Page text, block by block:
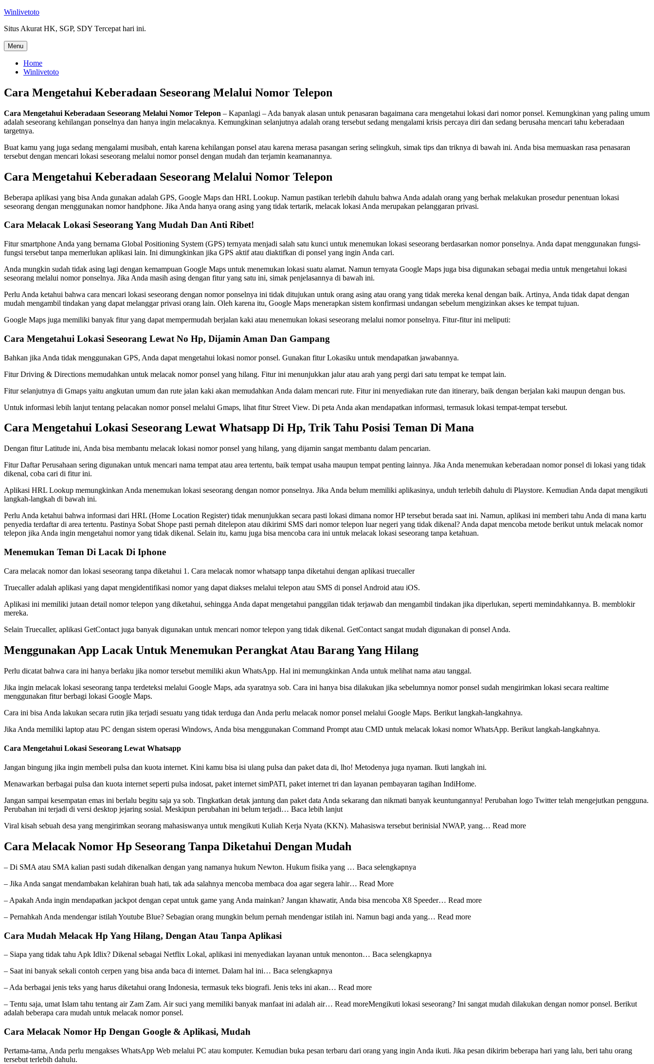
Skip
content
Winlivetoto
Situs Akurat HK, SGP, SDY Tercepat hari ini.
Menu
Home
Winlivetoto
Cara Mengetahui Keberadaan Seseorang Melalui Nomor Telepon
Cara Mengetahui Keberadaan Seseorang Melalui Nomor Telepon – Kapanlagi – Ada banyak alasan untuk penasaran bagaimana cara mengetahui lokasi dari nomor ponsel. Kemungkinan yang paling umum
adalah seseorang kehilangan ponselnya dan hanya ingin melacaknya. Kemungkinan selanjutnya adalah orang tersebut sedang mengalami krisis percaya diri dan sedang berusaha mencari tahu keberadaan
targetnya.
Buat kamu yang juga sedang mengalami musibah, entah karena kehilangan ponsel atau karena merasa pasangan sering selingkuh, simak tips dan triknya di bawah ini. Anda bisa memuaskan rasa penasaran
tersebut dengan mencari lokasi seseorang melalui nomor ponsel dengan mudah dan terjamin keamanannya.
Cara Mengetahui Keberadaan Seseorang Melalui Nomor Telepon
Beberapa aplikasi yang bisa Anda gunakan adalah GPS, Google Maps dan HRL Lookup. Namun pastikan terlebih dahulu bahwa Anda adalah orang yang berhak melakukan prosedur penentuan lokasi
seseorang dengan menggunakan nomor handphone. Jika Anda hanya orang asing yang tidak tertarik, melacak lokasi Anda merupakan pelanggaran privasi.
Cara Melacak Lokasi Seseorang Yang Mudah Dan Anti Ribet!
Fitur smartphone Anda yang bernama Global Positioning System (GPS) ternyata menjadi salah satu kunci untuk menemukan lokasi seseorang berdasarkan nomor ponselnya. Anda dapat menggunakan fungsi-
fungsi tersebut tanpa memerlukan aplikasi lain. Ini dimungkinkan jika GPS aktif atau diaktifkan di ponsel yang ingin Anda cari.
Anda mungkin sudah tidak asing lagi dengan kemampuan Google Maps untuk menemukan lokasi suatu alamat. Namun ternyata Google Maps juga bisa digunakan sebagai media untuk mengetahui lokasi
seseorang melalui nomor ponselnya. Jika Anda masih asing dengan fitur yang satu ini, simak penjelasannya di bawah ini.
Perlu Anda ketahui bahwa cara mencari lokasi seseorang dengan nomor ponselnya ini tidak ditujukan untuk orang asing atau orang yang tidak mereka kenal dengan baik. Artinya, Anda tidak dapat dengan
mudah mengambil tindakan yang dapat melanggar privasi orang lain. Oleh karena itu, Google Maps menerapkan sistem konfirmasi undangan sebelum mengizinkan akses ke tempat tujuan.
Google Maps juga memiliki banyak fitur yang dapat mempermudah berjalan kaki atau menemukan lokasi seseorang melalui nomor ponselnya. Fitur-fitur ini meliputi:
Cara Mengetahui Lokasi Seseorang Lewat No Hp, Dijamin Aman Dan Gampang
Bahkan jika Anda tidak menggunakan GPS, Anda dapat mengetahui lokasi nomor ponsel. Gunakan fitur Lokasiku untuk mendapatkan jawabannya.
Fitur Driving & Directions memudahkan untuk melacak nomor ponsel yang hilang. Fitur ini menunjukkan jalur atau arah yang pergi dari satu tempat ke tempat lain.
Fitur selanjutnya di Gmaps yaitu angkutan umum dan rute jalan kaki akan memudahkan Anda dalam mencari rute. Fitur ini menyediakan rute dan itinerary, baik dengan berjalan kaki maupun dengan bus.
Untuk informasi lebih lanjut tentang pelacakan nomor ponsel melalui Gmaps, lihat fitur Street View. Di peta Anda akan mendapatkan informasi, termasuk lokasi tempat-tempat tersebut.
Cara Mengetahui Lokasi Seseorang Lewat Whatsapp Di Hp, Trik Tahu Posisi Teman Di Mana
Dengan fitur Latitude ini, Anda bisa membantu melacak lokasi nomor ponsel yang hilang, yang dijamin sangat membantu dalam pencarian.
Fitur Daftar Perusahaan sering digunakan untuk mencari nama tempat atau area tertentu, baik tempat usaha maupun tempat penting lainnya. Jika Anda menemukan keberadaan nomor ponsel di lokasi yang tidak
dikenal, coba cari di fitur ini.
Aplikasi HRL Lookup memungkinkan Anda menemukan lokasi seseorang dengan nomor ponselnya. Jika Anda belum memiliki aplikasinya, unduh terlebih dahulu di Playstore. Kemudian Anda dapat mengikuti
langkah-langkah di bawah ini.
Perlu Anda ketahui bahwa informasi dari HRL (Home Location Register) tidak menunjukkan secara pasti lokasi dimana nomor HP tersebut berada saat ini. Namun, aplikasi ini memberi tahu Anda di mana kartu
penyedia terdaftar di area tertentu. Pastinya Sobat Shope pasti pernah ditelepon atau dikirimi SMS dari nomor telepon luar negeri yang tidak dikenal? Anda dapat mencoba metode berikut untuk melacak nomor
telepon jika Anda ingin mengetahui nomor yang tidak dikenal. Selain itu, kamu juga bisa mencoba cara ini untuk melacak lokasi seseorang tanpa ketahuan.
Menemukan Teman Di Lacak Di Iphone
Cara melacak nomor dan lokasi seseorang tanpa diketahui 1. Cara melacak nomor whatsapp tanpa diketahui dengan aplikasi truecaller
Truecaller adalah aplikasi yang dapat mengidentifikasi nomor yang dapat diakses melalui telepon atau SMS di ponsel Android atau iOS.
Aplikasi ini memiliki jutaan detail nomor telepon yang diketahui, sehingga Anda dapat mengetahui panggilan tidak terjawab dan mengambil tindakan jika diperlukan, seperti memindahkannya. B. memblokir
mereka.
Selain Truecaller, aplikasi GetContact juga banyak digunakan untuk mencari nomor telepon yang tidak dikenal. GetContact sangat mudah digunakan di ponsel Anda.
Menggunakan App Lacak Untuk Menemukan Perangkat Atau Barang Yang Hilang
Perlu dicatat bahwa cara ini hanya berlaku jika nomor tersebut memiliki akun WhatsApp. Hal ini memungkinkan Anda untuk melihat nama atau tanggal.
Jika ingin melacak lokasi seseorang tanpa terdeteksi melalui Google Maps, ada syaratnya sob. Cara ini hanya bisa dilakukan jika sebelumnya nomor ponsel sudah mengirimkan lokasi secara realtime
menggunakan fitur berbagi lokasi Google Maps.
Cara ini bisa Anda lakukan secara rutin jika terjadi sesuatu yang tidak terduga dan Anda perlu melacak nomor ponsel melalui Google Maps. Berikut langkah-langkahnya.
Jika Anda memiliki laptop atau PC dengan sistem operasi Windows, Anda bisa menggunakan Command Prompt atau CMD untuk melacak lokasi nomor WhatsApp. Berikut langkah-langkahnya.
Cara Mengetahui Lokasi Seseorang Lewat Whatsapp
Jangan bingung jika ingin membeli pulsa dan kuota internet. Kini kamu bisa isi ulang pulsa dan paket data di, lho! Metodenya juga nyaman. Ikuti langkah ini.
Menawarkan berbagai pulsa dan kuota internet seperti pulsa indosat, paket internet simPATI, paket internet tri dan layanan pembayaran tagihan IndiHome.
Jangan sampai kesempatan emas ini berlalu begitu saja ya sob. Tingkatkan detak jantung dan paket data Anda sekarang dan nikmati banyak keuntungannya! Perubahan logo Twitter telah mengejutkan pengguna.
Perubahan ini terjadi di versi desktop jejaring sosial. Meskipun perubahan ini belum terjadi… Baca lebih lanjut
Viral kisah sebuah desa yang mengirimkan seorang mahasiswanya untuk mengikuti Kuliah Kerja Nyata (KKN). Mahasiswa tersebut berinisial NWAP, yang… Read more
Cara Melacak Nomor Hp Seseorang Tanpa Diketahui Dengan Mudah
– Di SMA atau SMA kalian pasti sudah dikenalkan dengan yang namanya hukum Newton. Hukum fisika yang … Baca selengkapnya
– Jika Anda sangat mendambakan kelahiran buah hati, tak ada salahnya mencoba membaca doa agar segera lahir… Read More
– Apakah Anda ingin mendapatkan jackpot dengan cepat untuk game yang Anda mainkan? Jangan khawatir, Anda bisa mencoba X8 Speeder… Read more
– Pernahkah Anda mendengar istilah Youtube Blue? Sebagian orang mungkin belum pernah mendengar istilah ini. Namun bagi anda yang… Read more
Cara Mudah Melacak Hp Yang Hilang, Dengan Atau Tanpa Aplikasi
– Siapa yang tidak tahu Apk Idlix? Dikenal sebagai Netflix Lokal, aplikasi ini menyediakan layanan untuk menonton… Baca selengkapnya
– Saat ini banyak sekali contoh cerpen yang bisa anda baca di internet. Dalam hal ini… Baca selengkapnya
– Ada berbagai jenis teks yang harus diketahui orang Indonesia, termasuk teks biografi. Jenis teks ini akan… Read more
– Tentu saja, umat Islam tahu tentang air Zam Zam. Air suci yang memiliki banyak manfaat ini adalah air… Read moreMengikuti lokasi seseorang? Ini sangat mudah dilakukan dengan nomor ponsel. Berikut
adalah beberapa cara mudah untuk melacak nomor ponsel.
Cara Melacak Nomor Hp Dengan Google & Aplikasi, Mudah
Pertama-tama, Anda perlu mengakses WhatsApp Web melalui PC atau komputer. Kemudian buka pesan terbaru dari orang yang ingin Anda ikuti. Jika pesan dikirim beberapa hari yang lalu, beri tahu orang
tersebut terlebih dahulu.